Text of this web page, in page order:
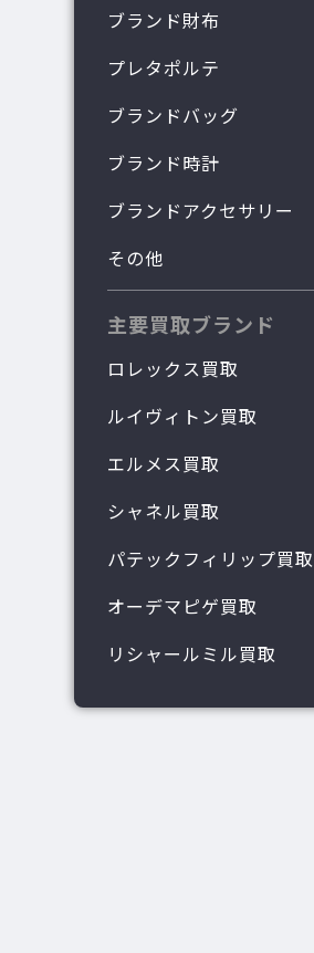
ブランド財布
プレタポルテ
ブランドバッグ
ブランド時計
ブランドアクセサリー
その他
主要買取ブランド
ロレックス買取
ルイヴィトン買取
エルメス買取
シャネル買取
パテックフィリップ買取
オーデマピゲ買取
リシャールミル買取